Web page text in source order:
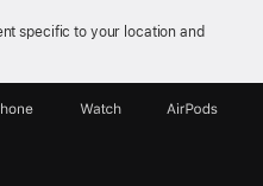
specific to your location and
Watch AirPods